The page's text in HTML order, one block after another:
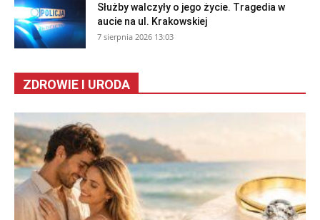
Służby walczyły o jego życie. Tragedia w
aucie na ul. Krakowskiej
7 sierpnia 2026 13:03
ZDROWIE I URODA